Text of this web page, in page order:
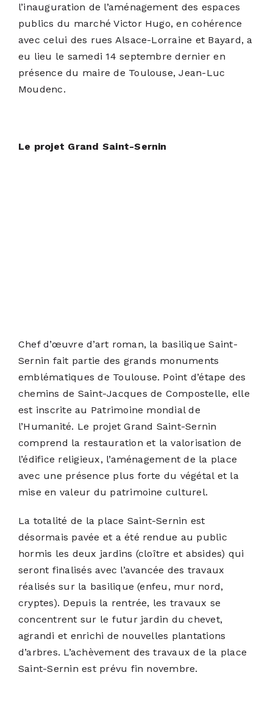
l’inauguration de l’aménagement des espaces
publics du marché Victor Hugo, en cohérence
avec celui des rues Alsace-Lorraine et Bayard, a
eu lieu le samedi 14 septembre dernier en
présence du maire de Toulouse, Jean-Luc
Moudenc.
Le projet Grand Saint-Sernin
Chef d’œuvre d’art roman, la basilique Saint-
Sernin fait partie des grands monuments
emblématiques de Toulouse. Point d’étape des
chemins de Saint-Jacques de Compostelle, elle
est inscrite au Patrimoine mondial de
l’Humanité. Le projet Grand Saint-Sernin
comprend la restauration et la valorisation de
l’édifice religieux, l’aménagement de la place
avec une présence plus forte du végétal et la
mise en valeur du patrimoine culturel.
La totalité de la place Saint-Sernin est
désormais pavée et a été rendue au public
hormis les deux jardins (cloître et absides) qui
seront finalisés avec l’avancée des travaux
réalisés sur la basilique (enfeu, mur nord,
cryptes). Depuis la rentrée, les travaux se
concentrent sur le futur jardin du chevet,
agrandi et enrichi de nouvelles plantations
d’arbres. L’achèvement des travaux de la place
Saint-Sernin est prévu fin novembre.